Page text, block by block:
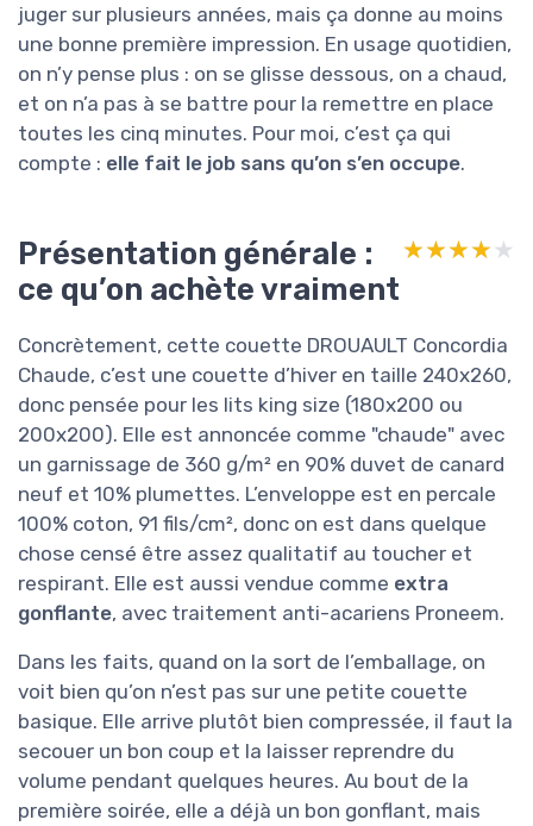
juger sur plusieurs années, mais ça donne au moins
une bonne première impression. En usage quotidien,
on n’y pense plus : on se glisse dessous, on a chaud,
et on n’a pas à se battre pour la remettre en place
toutes les cinq minutes. Pour moi, c’est ça qui
compte : elle fait le job sans qu’on s’en occupe.
Présentation générale :
ce qu’on achète vraiment
★★★★★
★★★★★
Concrètement, cette couette DROUAULT Concordia
Chaude, c’est une couette d’hiver en taille 240x260,
donc pensée pour les lits king size (180x200 ou
200x200). Elle est annoncée comme "chaude" avec
un garnissage de 360 g/m² en 90% duvet de canard
neuf et 10% plumettes. L’enveloppe est en percale
100% coton, 91 fils/cm², donc on est dans quelque
chose censé être assez qualitatif au toucher et
respirant. Elle est aussi vendue comme extra
gonflante, avec traitement anti-acariens Proneem.
Dans les faits, quand on la sort de l’emballage, on
voit bien qu’on n’est pas sur une petite couette
basique. Elle arrive plutôt bien compressée, il faut la
secouer un bon coup et la laisser reprendre du
volume pendant quelques heures. Au bout de la
première soirée, elle a déjà un bon gonflant, mais